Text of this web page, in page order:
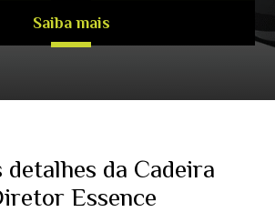
Saiba mais
detalhes da Cadeira
Essence